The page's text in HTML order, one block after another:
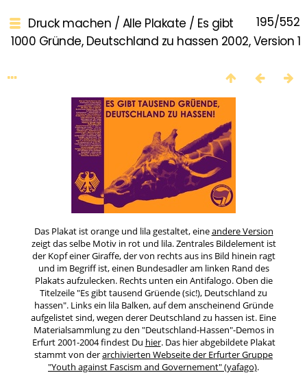
195/552
Druck machen / Alle Plakate / Es gibt
1000 Gründe, Deutschland zu hassen 2002, Version 1
Das Plakat ist orange und lila gestaltet, eineandere Version
zeigt das selbe Motiv in rot und lila. Zentrales Bildelement ist
der Kopf einer Giraffe, der von rechts aus ins Bild hinein ragt
und im Begriff ist, einen Bundesadler am linken Rand des
Plakats aufzulecken. Rechts unten ein Antifalogo. Oben die
Titelzeile "Es gibt tausend Grüende (sic!), Deutschland zu
hassen". Links ein lila Balken, auf dem anscheinend Gründe
aufgelistet sind, wegen derer Deutschland zu hassen ist. Eine
Materialsammlung zu den "Deutschland-Hassen"-Demos in
Erfurt 2001-2004 findest Du hier. Das hier abgebildete Plakat
stammt von derarchivierten Webseite der Erfurter Gruppe
"Youth against Fascism and Governement" (yafago).